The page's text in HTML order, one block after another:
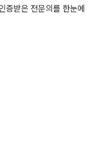
증받은 전문의를 한눈에